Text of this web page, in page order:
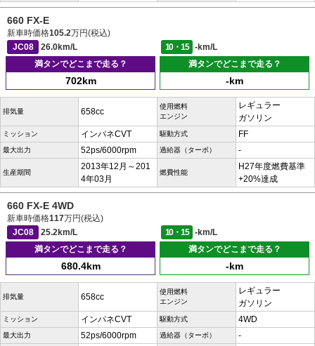
660 FX-E
新車時価格105.2万円(税込)
JC08
26.0km/L 10・15
-km/L
満タンでどこまで走る？
702km
満タンでどこまで走る？
-km
排気量 658cc
使用燃料
エンジン
レギュラー
ガソリン
ミッション インパネCVT 駆動方式 FF
最大出力 52ps/6000rpm 過給器（ターボ） -
生産期間
2013年12月～201
4年03月
燃費性能
H27年度燃費基準
+20%達成
660 FX-E 4WD
新車時価格117万円(税込)
JC08
25.2km/L 10・15
-km/L
満タンでどこまで走る？
680.4km
満タンでどこまで走る？
-km
排気量 658cc
使用燃料
エンジン
レギュラー
ガソリン
ミッション インパネCVT 駆動方式 4WD
最大出力 52ps/6000rpm 過給器（ターボ） -